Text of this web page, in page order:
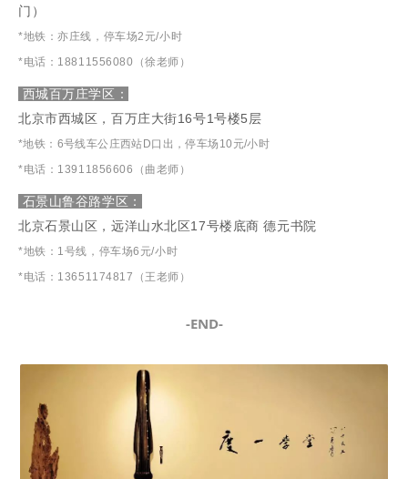
门）
*地铁：亦庄线，停车场2元/小时
*电话：18811556080（徐老师）
西城百万庄学区：
北京市西城区，百万庄大街16号1号楼5层
*地铁：6号线车公庄西站D口出，停车场10元/小时
*电话：13911856606（曲老师）
石景山鲁谷路学区：
北京石景山 区，远洋山水北区17号楼底商 德元书院
*地铁：1号线，停车场6元/小时
*电话：13651174817（王老师）
-END-